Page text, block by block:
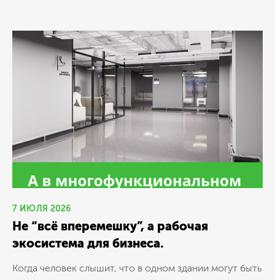
7 ИЮЛЯ 2026
Не “всё вперемешку”, а рабочая
экосистема для бизнеса.
Когда человек слышит, что в одном здании могут быть